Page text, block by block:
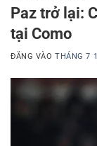
Paz trở lại:
tại Como
ĐĂNG VÀOTHÁNG 7